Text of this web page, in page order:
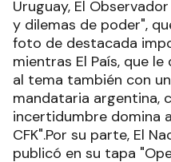
Uruguay, El
y dilemas de poder",
foto de destacada
mientras El País, que
al tema también con
mandataria argentina,
incertidumbre domina
CFK".Por su parte, El
publicó en su tapa